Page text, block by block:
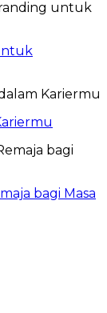
bagi Masa